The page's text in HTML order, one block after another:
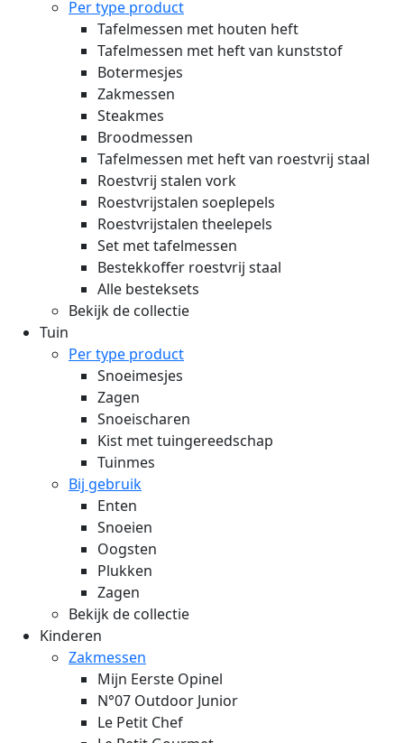
Per type product
Tafelmessen met houten heft
Tafelmessen met heft van kunststof
Botermesjes
Zakmessen
Steakmes
Broodmessen
Tafelmessen met heft van roestvrij staal
Roestvrij stalen vork
Roestvrijstalen soeplepels
Roestvrijstalen theelepels
Set met tafelmessen
Bestekkoffer roestvrij staal
Alle besteksets
Bekijk de collectie
Tuin
Per type product
Snoeimesjes
Zagen
Snoeischaren
Kist met tuingereedschap
Tuinmes
Bij gebruik
Enten
Snoeien
Oogsten
Plukken
Zagen
Bekijk de collectie
Kinderen
Zakmessen
Mijn Eerste Opinel
N°07 Outdoor Junior
Le Petit Chef